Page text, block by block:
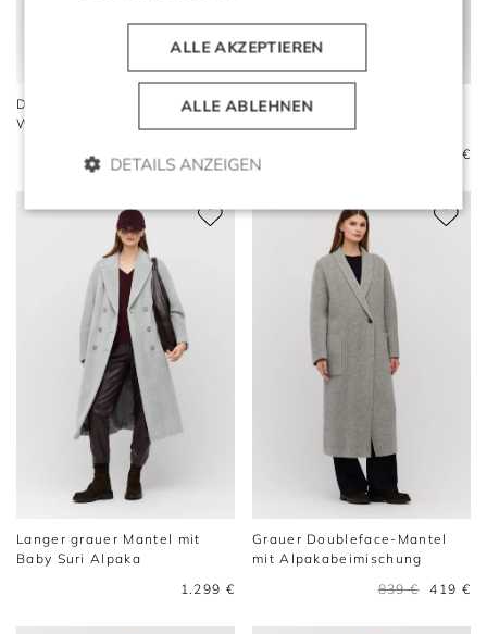
Doubleface-Mantel aus
Wolle, Kaschmir und Seide
Dunkelgrauer Midi-Mantel
479 €
Langer grauer Mantel mit
Baby Suri Alpaka
1.299 €
Grauer Doubleface-Mantel
mit Alpakabeimischung
839 €
419 €
ALLE AKZEPTIEREN
ALLE ABLEHNEN
DETAILS ANZEIGEN